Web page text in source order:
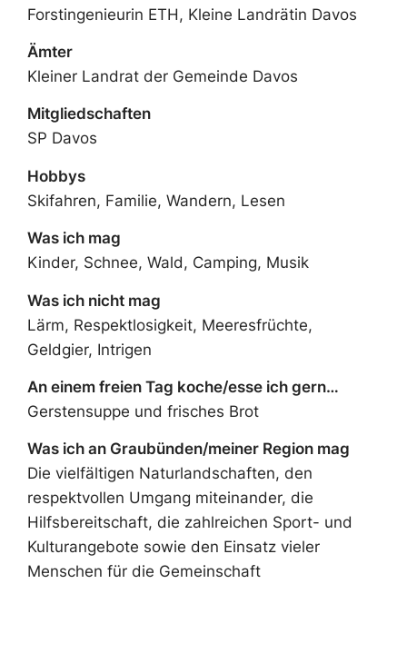
Forstingenieurin ETH, Kleine Landrätin Davos
Ämter
Kleiner Landrat der Gemeinde Davos
Mitgliedschaften
SP Davos
Hobbys
Skifahren, Familie, Wandern, Lesen
Was ich mag
Kinder, Schnee, Wald, Camping, Musik
Was ich nicht mag
Lärm, Respektlosigkeit, Meeresfrüchte,
Geldgier, Intrigen
An einem freien Tag koche/esse ich gern…
Gerstensuppe und frisches Brot
Was ich an Graubünden/meiner Region mag
Die vielfältigen Naturlandschaften, den
respektvollen Umgang miteinander, die
Hilfsbereitschaft, die zahlreichen Sport- und
Kulturangebote sowie den Einsatz vieler
Menschen für die Gemeinschaft